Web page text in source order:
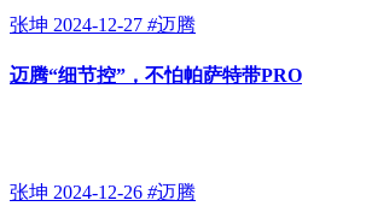
张坤 2024-12-27 #迈腾
迈腾“细节控”，不怕帕萨特带PRO
张坤 2024-12-26 #迈腾